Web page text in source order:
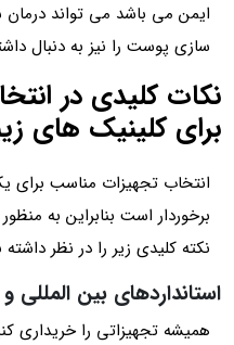
ایمن می باشد می تواند
سازی پوست را نیز به دنبال
نکات کلیدی در
برای کلینیک‌ های
انتخاب تجهیزات مناسب برای
برخوردار است بنابراین به
نکته کلیدی زیر را در نظر داشته
استانداردهای بین‌ المللی
همیشه تجهیزاتی را خریداری